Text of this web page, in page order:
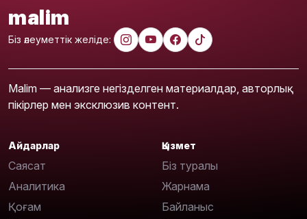
malim
Біз әлеуметтік желіде:
Malim — анализге негізделген материалдар, авторлық
пікірлер мен эксклюзив контент.
Айдарлар
Саясат
Аналитика
Қоғам
Қызмет
Біз туралы
Жарнама
Байланыс